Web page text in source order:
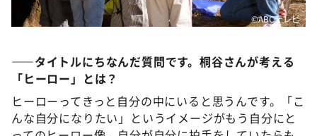
©️ABCテレビ
――タイトルにちなんだ質問です。桐谷さんが考える
「ヒーロー」とは？
ヒーローってきっと自分の中にいると思うんです。「こ
んな自分になりたい」というイメージがもう自分にと